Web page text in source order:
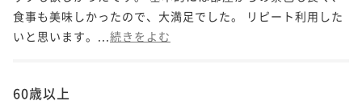
食事も美味しかったので、大満足でした。 リピート利用した
いと思います。... 続きをよむ
60歳以上